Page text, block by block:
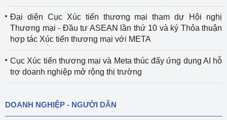
Đại diện Cục Xúc tiến thương mại tham dự Hội nghị
Thương mại - Đầu tư ASEAN lần thứ 10 và ký Thỏa thuận
hợp tác Xúc tiến thương mại với META
Cục Xúc tiến thương mại và Meta thúc đẩy ứng dụng AI hỗ
trợ doanh nghiệp mở rộng thị trường
DOANH NGHIỆP - NGƯỜI DÂN